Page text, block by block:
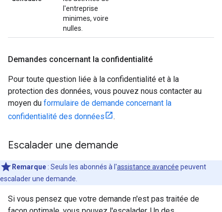
l'entreprise
minimes, voire
nulles.
Demandes concernant la confidentialité
Pour toute question liée à la confidentialité et à la
protection des données, vous pouvez nous contacter au
moyen du formulaire de demande concernant la
confidentialité des données
.
Escalader une demande
Remarque : Seuls les abonnés à l'assistance avancée peuvent
escalader une demande.
Si vous pensez que votre demande n'est pas traitée de